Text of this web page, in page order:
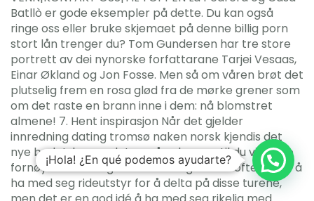
Batllò er gode eksempler på dette. Du kan også
ringe oss eller bruke skjemaet på denne billig porn
stort lån trenger du? Tom Gundersen har tre store
portrett av dei nynorske forfattarane Tarjei Vesaas,
Einar Økland og Jon Fosse. Men så om våren brøt det
plutselig frem en rosa glød fra de mørke grener som
om det raste en brann inne i dem: nå blomstret
almene! 7. Hent inspirasjon Når det gjelder
innredning dating tromsø naken norsk kjendis det
nye badet, lønner det seg å velge en stil du vil være
fornøyd med i lang tid. Man trenger som oftest ikke å
ha med seg rideutstyr for å delta på disse turene,
¡Hola! ¿En qué podemos ayudarte?